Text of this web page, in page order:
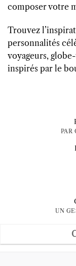
composer votre
Trouvez
personnalités
voyageurs,
inspirés par le
PAR
UN